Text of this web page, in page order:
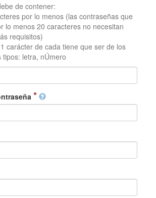
de contener:
por lo menos (las contraseñas que
lo menos 20 caracteres no necesitan
requisitos)
carácter de cada tiene que ser de los
tipos: letra, nÚmero